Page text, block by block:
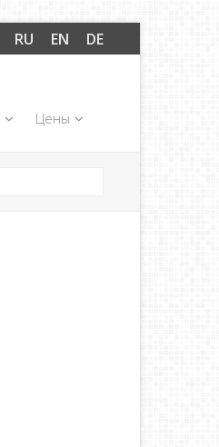
RU EN DE
Цены